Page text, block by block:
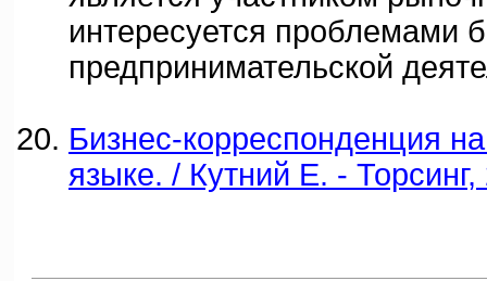
интересуется проблемами
предпринимательской
Бизнес-корреспонденция
языке. / Кутний Е. - Торсинг,